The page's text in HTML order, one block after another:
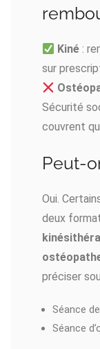
Kiné :
sur
Sécurité
couvrent
Peut-
Oui.
deux
préciser
Séance
Séance